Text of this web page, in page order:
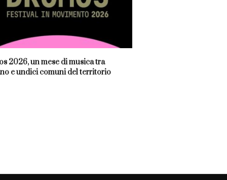
2026, un mese di musica tra
e undici comuni del territorio